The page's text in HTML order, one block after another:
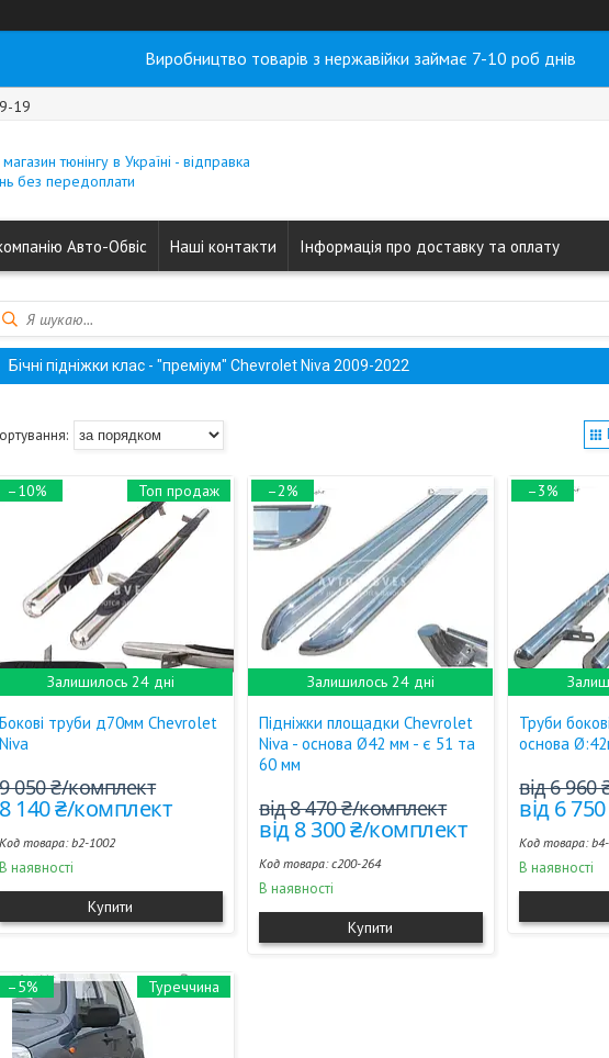
Виробництво товарів з нержавійки займає 7-10 роб днів
19
тюнінгу в Україні - відправка
без передоплати
Авто-Обвіс Наші контакти Інформація про доставку та оплату
Бічні підніжки клас - "преміум" Chevrolet Niva 2009-2022
–10%
Залишилось 24 дні
Топ продаж
Бокові труби д70мм Chevrolet
Niva
9 050 ₴/комплект
8 140 ₴/комплект
b2-1002
В наявності
Купити
–2%
Залишилось 24 дні
Підніжки площадки Chevrolet
Niva - основа Ø42 мм - є 51 та
60 мм
від 8 470 ₴/комплект
від 8 300 ₴/комплект
c200-264
В наявності
Купити
–3%
Труби
основа
від 6 960
від 6
В наявності
–5% Туреччина